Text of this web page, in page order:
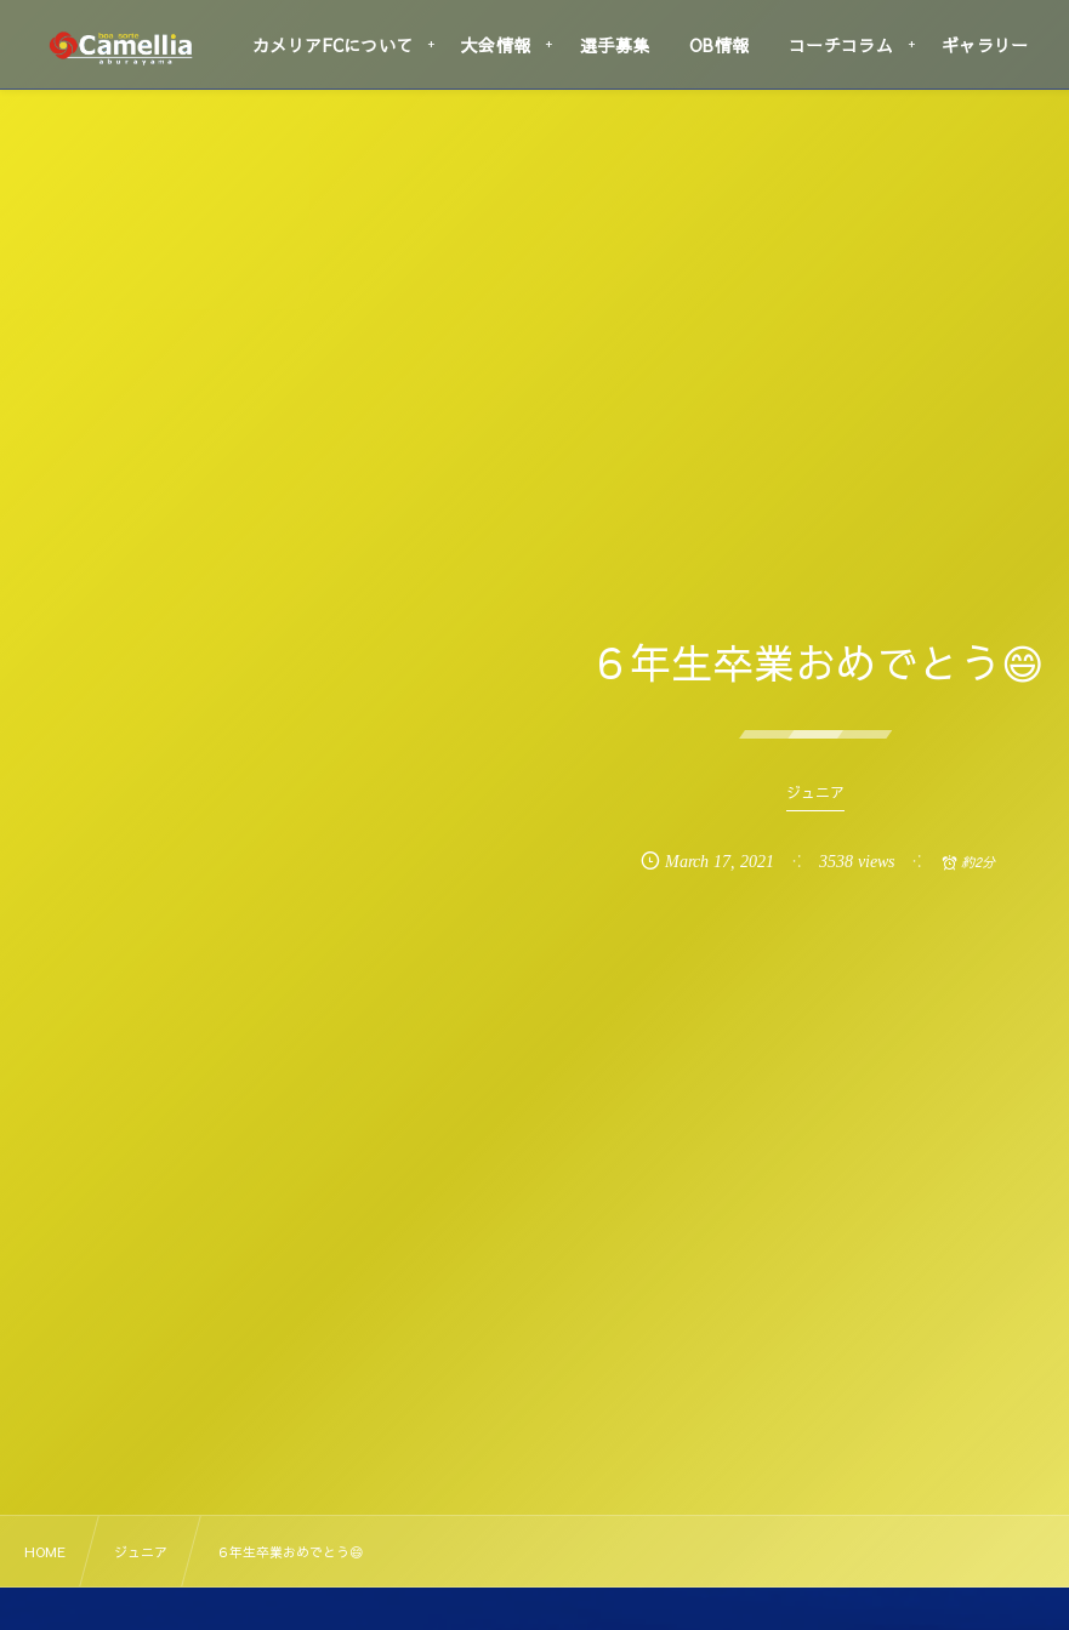
カメリアFCについて 大会情報 選手募集 OB情報 コーチコラム ギャラリー
６年生卒業おめでとう😄
ジュニア
March 17, 2021 3538 views 約2分
HOME ジュニア ６年生卒業おめでとう😄